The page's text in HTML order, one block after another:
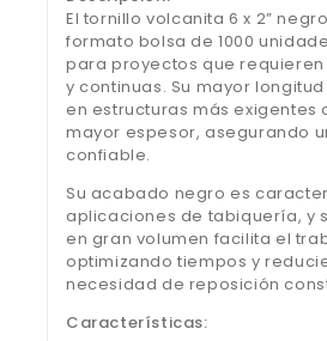
El tornillo volcanita 6 x 2”
formato bolsa de 1000
para proyectos que
y continuas. Su mayor
en estructuras más exigentes
mayor espesor, asegurando
confiable.
Su acabado negro es
aplicaciones de tabiquería, y
en gran volumen facilita el
optimizando tiempos y
necesidad de reposición
Características: